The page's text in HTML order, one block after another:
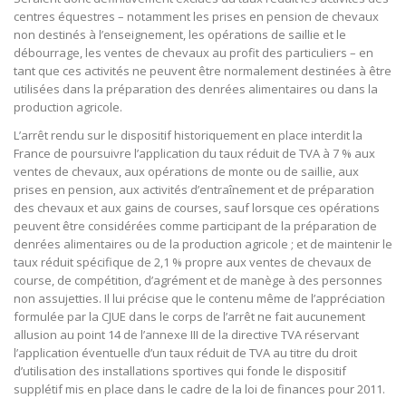
centres équestres – notamment les prises en pension de chevaux
non destinés à l’enseignement, les opérations de saillie et le
débourrage, les ventes de chevaux au profit des particuliers – en
tant que ces activités ne peuvent être normalement destinées à être
utilisées dans la préparation des denrées alimentaires ou dans la
production agricole.
L’arrêt rendu sur le dispositif historiquement en place interdit la
France de poursuivre l’application du taux réduit de TVA à 7 % aux
ventes de chevaux, aux opérations de monte ou de saillie, aux
prises en pension, aux activités d’entraînement et de préparation
des chevaux et aux gains de courses, sauf lorsque ces opérations
peuvent être considérées comme participant de la préparation de
denrées alimentaires ou de la production agricole ; et de maintenir le
taux réduit spécifique de 2,1 % propre aux ventes de chevaux de
course, de compétition, d’agrément et de manège à des personnes
non assujetties. Il lui précise que le contenu même de l’appréciation
formulée par la CJUE dans le corps de l’arrêt ne fait aucunement
allusion au point 14 de l’annexe III de la directive TVA réservant
l’application éventuelle d’un taux réduit de TVA au titre du droit
d’utilisation des installations sportives qui fonde le dispositif
supplétif mis en place dans le cadre de la loi de finances pour 2011.